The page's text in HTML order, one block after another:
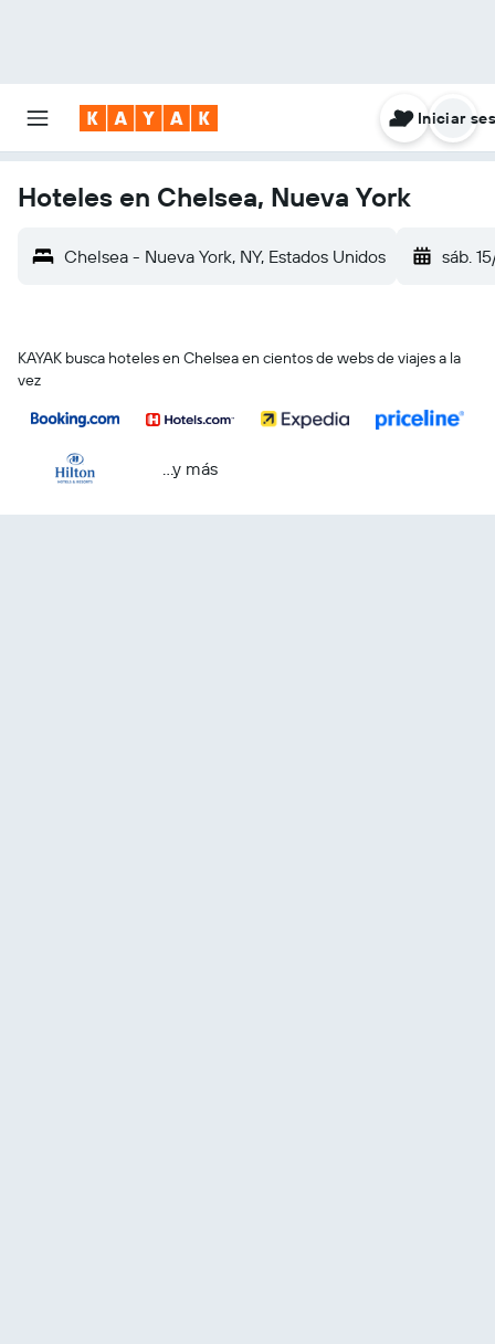
Iniciar
Hoteles en Chelsea, Nueva York
Chelsea - Nueva York, NY, Estados Unidos sáb.
KAYAK busca hoteles en Chelsea en cientos de webs de viajes a la
vez
...y más